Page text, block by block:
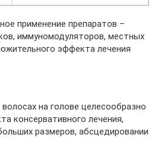
применение препаратов –
иммуномодуляторов, местных
эффекта лечения
на голове целесообразно
консервативного лечения,
размеров, абсцедировании